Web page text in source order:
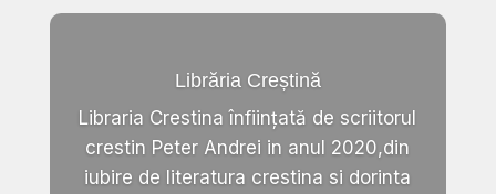
Librăria Creștină
Libraria Crestina înființată de scriitorul
crestin Peter Andrei in anul 2020,din
iubire de literatura crestina si dorinta